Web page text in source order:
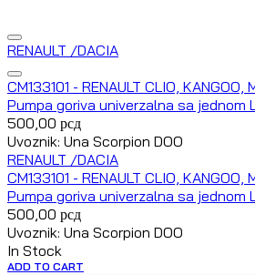
RENAULT /DACIA
CM133101 - RENAULT CLIO, KANGOO,
Pumpa goriva univerzalna sa jednom
500,00 рсд
Uvoznik: Una Scorpion DOO
RENAULT /DACIA
CM133101 - RENAULT CLIO, KANGOO,
Pumpa goriva univerzalna sa jednom
500,00 рсд
Uvoznik: Una Scorpion DOO
In Stock
ADD TO CART